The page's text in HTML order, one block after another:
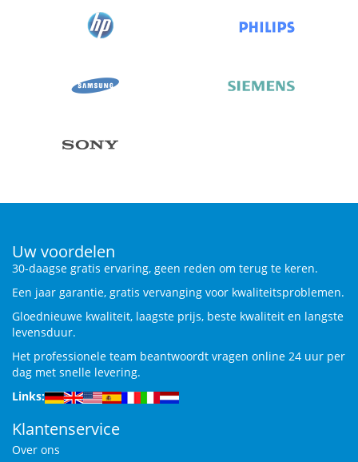
Uw voordelen
30-daagse gratis ervaring, geen reden om terug te keren.
Een jaar garantie, gratis vervanging voor kwaliteitsproblemen.
Gloednieuwe kwaliteit, laagste prijs, beste kwaliteit en langste
levensduur.
Het professionele team beantwoordt vragen online 24 uur per
dag met snelle levering.
Links:
Klantenservice
Over ons